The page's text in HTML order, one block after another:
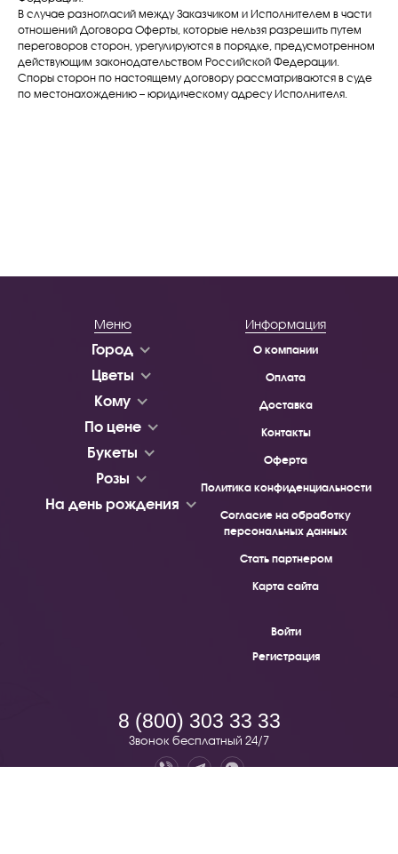
В случае разногласий между Заказчиком и Исполнителем в части
отношений Договора Оферты, которые нельзя разрешить путем
переговоров сторон, урегулируются в порядке, предусмотренном
действующим законодательством Российской Федерации.
Споры сторон по настоящему договору рассматриваются в суде
по местонахождению – юридическому адресу Исполнителя.
Меню
Город
Цветы
Кому
По цене
Букеты
Розы
На день рождения
Информация
О компании
Оплата
Доставка
Контакты
Оферта
Политика конфиденциальности
Согласие на обработку
персональных данных
Стать партнером
Карта сайта
Войти
Регистрация
8 (800) 303 33 33
Звонок бесплатный 24/7